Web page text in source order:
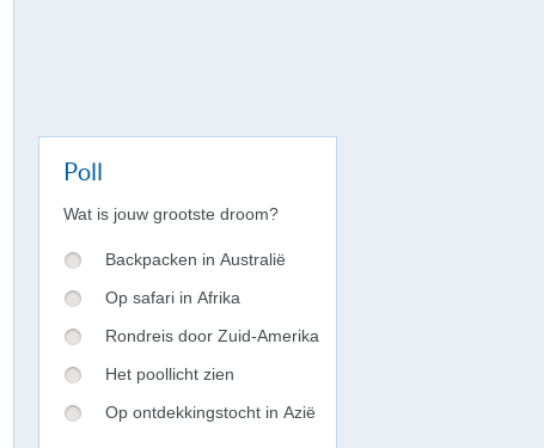
Poll
Wat is jouw grootste droom?
Backpacken in Australië
Op safari in Afrika
Rondreis door Zuid-Amerika
Het poollicht zien
Op ontdekkingstocht in Azië